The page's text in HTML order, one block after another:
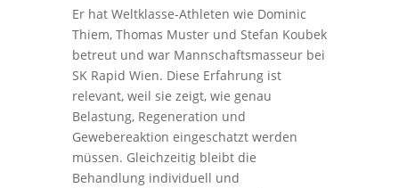
Er hat Weltklasse-Athleten wie Dominic
Thiem, Thomas Muster und Stefan Koubek
betreut und war Mannschaftsmasseur bei
SK Rapid Wien. Diese Erfahrung ist
relevant, weil sie zeigt, wie genau
Belastung, Regeneration und
Gewebereaktion eingeschatzt werden
müssen. Gleichzeitig bleibt die
Behandlung individuell und